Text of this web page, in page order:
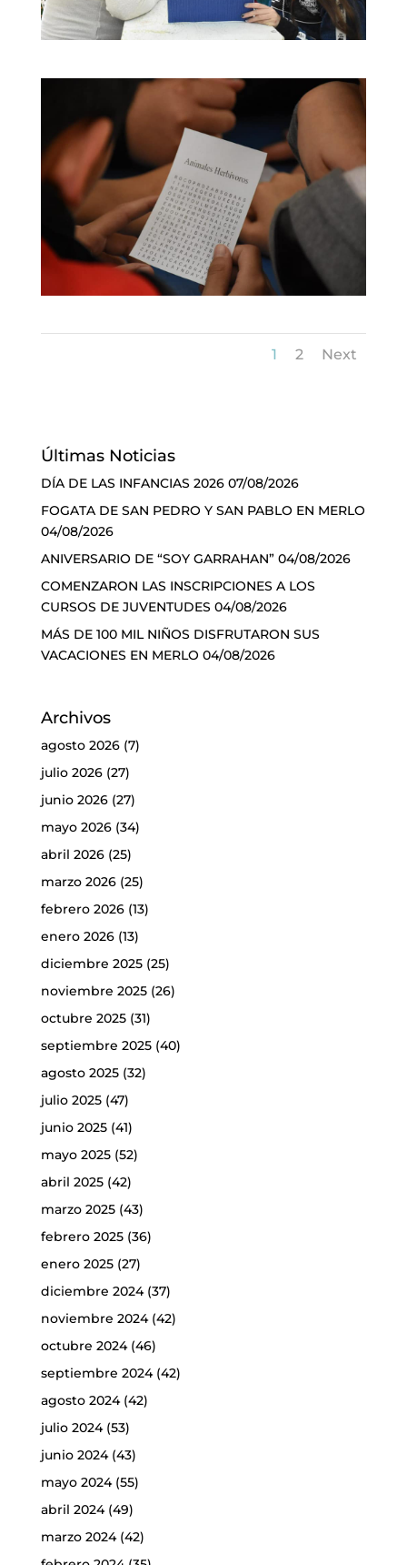
1 2 Next
Últimas Noticias
DÍA DE LAS INFANCIAS 2026 07/08/2026
FOGATA DE SAN PEDRO Y SAN PABLO EN MERLO
04/08/2026
ANIVERSARIO DE “SOY GARRAHAN” 04/08/2026
COMENZARON LAS INSCRIPCIONES A LOS
CURSOS DE JUVENTUDES 04/08/2026
MÁS DE 100 MIL NIÑOS DISFRUTARON SUS
VACACIONES EN MERLO 04/08/2026
Archivos
agosto 2026(7)
julio 2026(27)
junio 2026(27)
mayo 2026(34)
abril 2026(25)
marzo 2026(25)
febrero 2026(13)
enero 2026(13)
diciembre 2025(25)
noviembre 2025(26)
octubre 2025(31)
septiembre 2025(40)
agosto 2025(32)
julio 2025(47)
junio 2025(41)
mayo 2025(52)
abril 2025(42)
marzo 2025(43)
febrero 2025(36)
enero 2025(27)
diciembre 2024(37)
noviembre 2024(42)
octubre 2024(46)
septiembre 2024(42)
agosto 2024(42)
julio 2024(53)
junio 2024(43)
mayo 2024(55)
abril 2024(49)
marzo 2024(42)